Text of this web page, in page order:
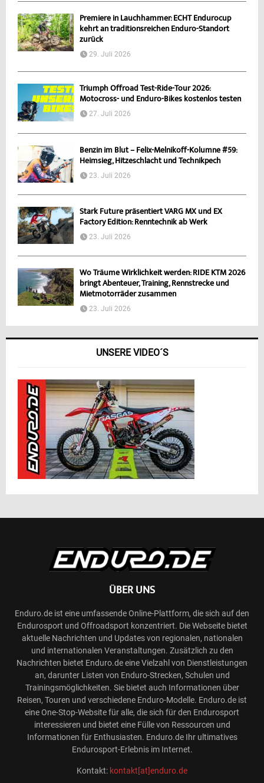
Premiere in Lauchhammer: ECHT Endurocup
kehrt an traditionsreichen Enduro-Standort
zurück
29. Juli 2026
Triumph Offroad Test-Ride-Tour 2026:
Motocross- und Enduro-Bikes kostenlos testen
27. Juli 2026
Benzin im Blut – Felix-Melnikoff-Kolumne #59:
Heimsieg, Hitzeschlacht und Technikpech
23. Juli 2026
Stark Future präsentiert VARG MX und EX
Factory Edition: Renntechnik ab Werk
23. Juli 2026
Wo Träume Wirklichkeit werden: RIDE KTM 2026
bringt Abenteuer, Training, Rennstrecke und
Mietmotorräder zusammen
23. Juli 2026
UNSERE VIDEO´S
ÜBER UNS
Enduro.de ist eine umfassende Online-Plattform, die sich auf den
Endurosport und Offroadsport konzentriert. Die Webseite bietet
aktuelle Nachrichten und Updates von regionalen, nationalen
und internationalen Veranstaltungen. Zusätzlich zu den
Nachrichten bietet Enduro.de eine Vielzahl von Dienstleistungen
an, darunter Listen von Enduro-Strecken, Schulen und
Trainingsmöglichkeiten. Sie bietet auch Informationen über
Reisen, Touren und verschiedene Enduro-Modelle. Enduro.de ist
eine One-Stop-Website für alle, die sich für den Endurosport
interessieren und bietet eine Fülle von Ressourcen und
Informationen für Enthusiasten. Enduro.de Ihr ultimatives
Endurosport-Erlebnis im Internet.
Kontakt: kontakt[at]enduro.de